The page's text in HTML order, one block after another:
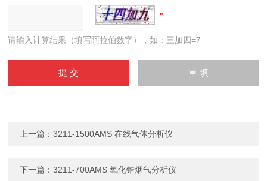
请输入计算结果（填写阿拉伯数字），如：三加四=7
上一篇：3211-1500AMS 在线气体分析仪
下一篇：3211-700AMS 氧化锆烟气分析仪